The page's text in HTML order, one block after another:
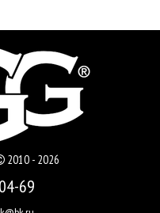
2010 - 2026
69